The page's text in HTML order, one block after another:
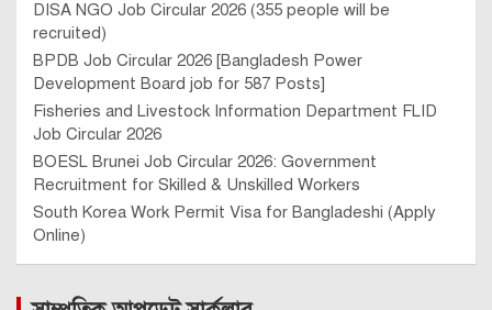
DISA NGO Job Circular 2026 (355 people will be
recruited)
BPDB Job Circular 2026 [Bangladesh Power
Development Board job for 587 Posts]
Fisheries and Livestock Information Department FLID
Job Circular 2026
BOESL Brunei Job Circular 2026: Government
Recruitment for Skilled & Unskilled Workers
South Korea Work Permit Visa for Bangladeshi (Apply
Online)